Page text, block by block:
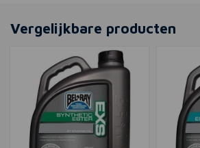
€22,99
Vergelijkbare producten